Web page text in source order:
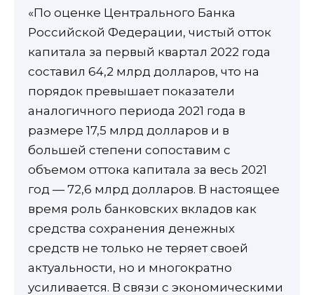
«По оценке Центрального Банка
Российской Федерации, чистый отток
капитала за первый квартал 2022 года
составил 64,2 млрд долларов, что на
порядок превышает показатели
аналогичного периода 2021 года в
размере 17,5 млрд долларов и в
большей степени сопоставим с
объемом оттока капитала за весь 2021
год — 72,6 млрд долларов. В настоящее
время роль банковских вкладов как
средства сохранения денежных
средств не только не теряет своей
актуальности, но и многократно
усиливается. В связи с экономическими